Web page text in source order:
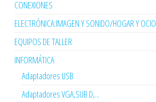
CONEXIONES
ELECTRÓNICA:IMAGEN Y SONIDO/HOGAR Y OCIO
EQUIPOS DE TALLER
INFORMÁTICA
Adaptadores USB
Adaptadores VGA,SUB D,...